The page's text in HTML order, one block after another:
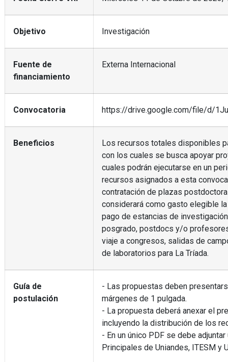
Objetivo Investigación
Fuente de
financiamiento
Externa Internacional
Convocatoria https://drive.google.com/file/d/
Beneficios
Los recursos totales disponibles
con los cuales se busca apoyar
cuales podrán ejecutarse en un
recursos asignados a esta
contratación de plazas
considerará como gasto elegible
pago de estancias de
posgrado, postdocs y/o
viaje a congresos, salidas de
de laboratorios para La Tríada.
Guía de
postulación
- Las propuestas deben
márgenes de 1 pulgada.
- La propuesta deberá anexar el
incluyendo la distribución de los
- En un único PDF se debe
Principales de Uniandes, ITESM y